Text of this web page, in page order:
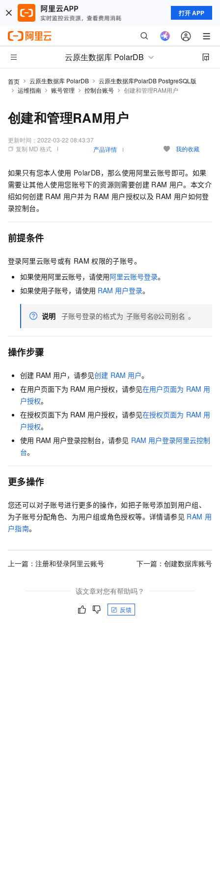
打开 APP
云原生数据库 PolarDB
首页 云原生数据库 PolarDB
云原生数据库PolarDB PostgreSQL版
运维指南
账号管理 控制台账号 创建和管理RAM用户
创建和管理RAM用户
更新时间： 2022-03-22 08:43:37
复制 MD 格式
产品详情 我的收藏
如果只有您本人使用 PolarDB，那么使用阿里云账号即可。如果
需要让其他人使用您账号下的资源则需要创建 RAM 用户。本文介
绍如何创建 RAM 用户并为 RAM 用户授权以及 RAM 用户如何登
录控制台。
前提条件
登录阿里云账号或有 RAM 权限的子账号。
如果使用阿里云账号，请使用阿里云账号登录。
如果使用子账号，请使用 RAM 用户登录。
说明 子账号登录的格式为 子账号名@公司别名 。
操作步骤
创建 RAM 用户，请参见创建 RAM 用户。
在用户页面下为 RAM 用户授权，请参见在用户页面为 RAM 用
户授权。
在授权页面下为 RAM 用户授权，请参见在授权页面为 RAM 用
户授权。
使用 RAM 用户登录控制台，请参见 RAM 用户登录阿里云控制
台。
更多操作
您还可以对子账号进行更多的操作，如把子账号添加到用户组、
为子账号分配角色、为用户组或角色授权等。详情请参见 RAM 用
户指南。
上一篇： 注册和登录阿里云账号 下一篇： 创建数据库账号
该文章对您有帮助吗？
反馈